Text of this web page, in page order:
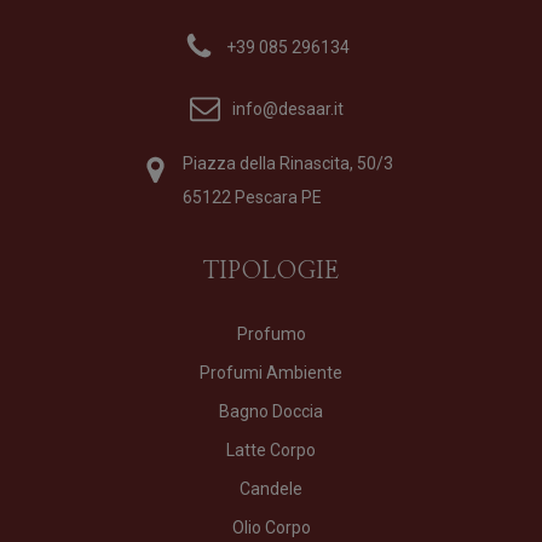
+39 085 296134
info@desaar.it
Piazza della Rinascita, 50/3
65122 Pescara PE
TIPOLOGIE
Profumo
Profumi Ambiente
Bagno Doccia
Latte Corpo
Candele
Olio Corpo